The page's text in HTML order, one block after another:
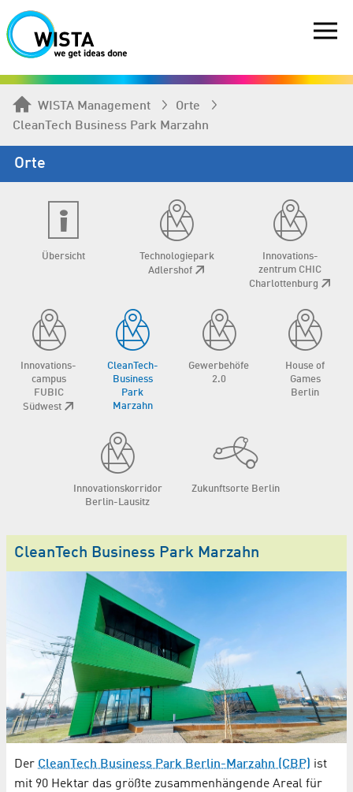
WISTA Management
Orte
CleanTech­ Business Park Marzahn
Orte
Übersicht
Technologie­park
Adlershof
Innovations­
zentrum CHIC
Charlottenburg
Innovations­
campus
FUBIC
Südwest
CleanTech­
Business
Park
Marzahn
Gewerbehöfe
2.0
House of
Games
Berlin
Innovations­korridor
Berlin-Lausitz
Zukunftsorte Berlin
CleanTech Business Park Marzahn
Der CleanTech Business Park Berlin-Marzahn (CBP) ist
mit 90 Hektar das größte zusammenhängende Areal für